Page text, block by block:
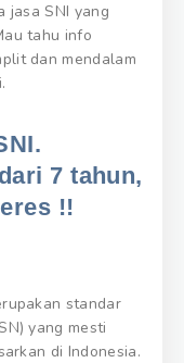
jasa SNI yang
tahu info
dan mendalam
7 tahun,
!!
standar
yang mesti
di Indonesia.